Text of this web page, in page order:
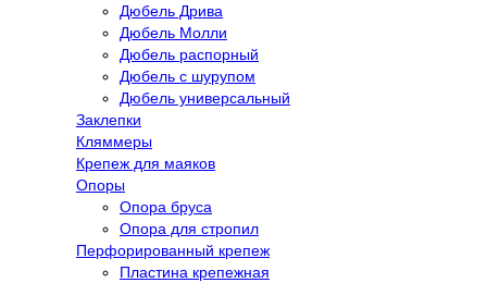
Дюбель Дрива
Дюбель Молли
Дюбель распорный
Дюбель с шурупом
Дюбель универсальный
Заклепки
Кляммеры
Крепеж для маяков
Опоры
Опора бруса
Опора для стропил
Перфорированный крепеж
Пластина крепежная